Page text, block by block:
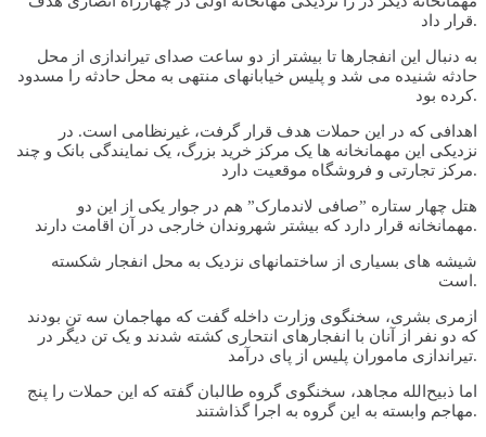
قرار داد.
به دنبال این انفجارها تا بیشتر از دو ساعت صدای تیراندازی از محل
حادثه شنیده می شد و پلیس خیابانهای منتهی به محل حادثه را مسدود
کرده بود.
اهدافی که در این حملات هدف قرار گرفت، غیرنظامی است. در
نزدیکی این مهمانخانه ها یک مرکز خرید بزرگ، یک نمایندگی بانک و چند
مرکز تجارتی و فروشگاه موقعیت دارد.
هتل چهار ستاره ”صافی لاندمارک” هم در جوار یکی از این دو
مهمانخانه قرار دارد که بیشتر شهروندان خارجی در آن اقامت دارند.
شیشه های بسیاری از ساختمانهای نزدیک به محل انفجار شکسته
است.
ازمری بشری، سخنگوی وزارت داخله گفت که مهاجمان سه تن بودند
که دو نفر از آنان با انفجارهای انتحاری کشته شدند و یک تن دیگر در
تیراندازی ماموران پلیس از پای درآمد.
اما ذبیح‌الله مجاهد، سخنگوی گروه طالبان گفته که این حملات را پنج
مهاجم وابسته به این گروه به اجرا گذاشتند.